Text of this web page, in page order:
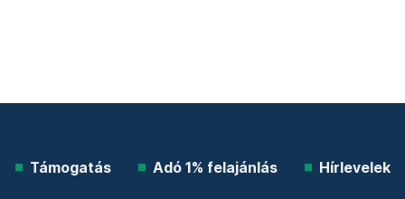
Támogatás Adó 1% felajánlás Hírlevelek